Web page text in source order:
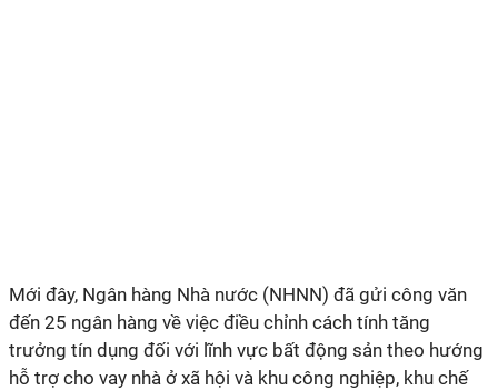
Mới đây, Ngân hàng Nhà nước (NHNN) đã gửi công văn
đến 25 ngân hàng về việc điều chỉnh cách tính tăng
trưởng tín dụng đối với lĩnh vực bất động sản theo hướng
hỗ trợ cho vay nhà ở xã hội và khu công nghiệp, khu chế